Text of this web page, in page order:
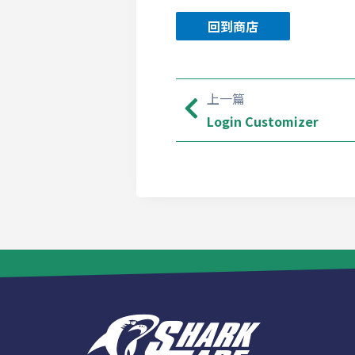
回到商店
上一篇
Login Customizer